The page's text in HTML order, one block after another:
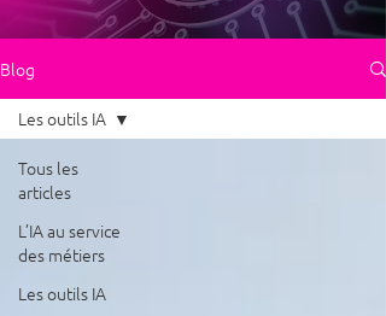
Blog
Tous les
articles
L’IA au service
des métiers
Les outils IA
Les outils IA